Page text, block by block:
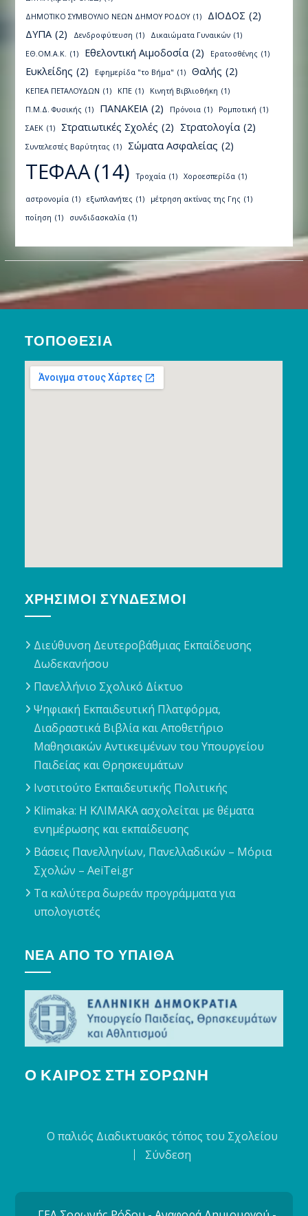
ΔΗΜΟΤΙΚΟ ΣΥΜΒΟΥΛΙΟ ΝΕΩΝ ΔΗΜΟΥ ΡΟΔΟΥ (1) ΔΙΟΔΟΣ (2)
ΔΥΠΑ (2) Δενδροφύτευση (1) Δικαιώματα Γυναικών (1)
ΕΘ.ΟΜ.Α.Κ. (1) Εθελοντική Αιμοδοσία (2) Ερατοσθένης (1)
Ευκλείδης (2) Εφημερίδα "το Βήμα" (1) Θαλής (2)
ΚΕΠΕΑ ΠΕΤΑΛΟΥΔΩΝ (1) ΚΠΕ (1) Κινητή Βιβλιοθήκη (1)
Π.Μ.Δ. Φυσικής (1) ΠΑΝΑΚΕΙΑ (2) Πρόνοια (1) Ρομποτική (1)
ΣΑΕΚ (1) Στρατιωτικές Σχολές (2) Στρατολογία (2)
Συντελεστές Βαρύτητας (1) Σώματα Ασφαλείας (2)
ΤΕΦΑΑ(14) Τροχαία (1) Χοροεσπερίδα (1)
αστρονομία (1) εξωπλανήτες (1) μέτρηση ακτίνας της Γης (1)
ποίηση (1) συνδιδασκαλία (1)
ΤΟΠΟΘΕΣΊΑ
ΧΡΉΣΙΜΟΙ ΣΎΝΔΕΣΜΟΙ
Διεύθυνση Δευτεροβάθμιας Εκπαίδευσης
Δωδεκανήσου
Πανελλήνιο Σχολικό Δίκτυο
Ψηφιακή Εκπαιδευτική Πλατφόρμα,
Διαδραστικά Βιβλία και Αποθετήριο
Μαθησιακών Αντικειμένων του Υπουργείου
Παιδείας και Θρησκευμάτων
Ινστιτούτο Εκπαιδευτικής Πολιτικής
Klimaka: Η ΚΛΙΜΑΚΑ ασχολείται με θέματα
ενημέρωσης και εκπαίδευσης
Βάσεις Πανελληνίων, Πανελλαδικών – Μόρια
Σχολών – AeiTei.gr
Τα καλύτερα δωρεάν προγράμματα για
υπολογιστές
ΝΈΑ ΑΠΌ ΤΟ ΥΠΑΙΘΑ
Ο ΚΑΙΡΌΣ ΣΤΗ ΣΟΡΩΝΉ
Ο παλιός Διαδικτυακός τόπος του Σχολείου
Σύνδεση